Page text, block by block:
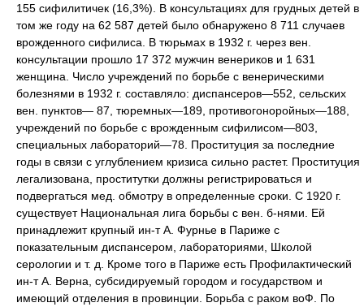
155 сифилитичек (16,3%). В консультациях для грудных детей в
том же году на 62 587 детей было обнаружено 8 711 случаев
врожденного сифилиса. В тюрьмах в 1932 г. через вен.
консультации прошло 17 372 мужчин венериков и 1 631
женщина. Число учреждений по борьбе с венерическими
болезнями в 1932 г. составляло: диспансеров—552, сельских
вен. пунктов— 87, тюремных—189, противогоноройных—188,
учреждений по борьбе с врожденным сифилисом—803,
специальных лабораторий—78. Проституция за последние
годы в связи с углублением кризиса сильно растет. Проституция
легализована, проститутки должны регистрироваться и
подвергаться мед. обмотру в определенные сроки. С 1920 г.
существует Национальная лига борьбы с вен. б-нями. Ей
принадлежит крупный ин-т А. Фурнье в Париже с
показательным диспансером, лабораториями, Школой
серологии и т. д. Кроме того в Париже есть Профилактический
ин-т А. Верна, субсидируемый городом и государством и
имеющий отделения в провинции. Борьба с раком воФ. По